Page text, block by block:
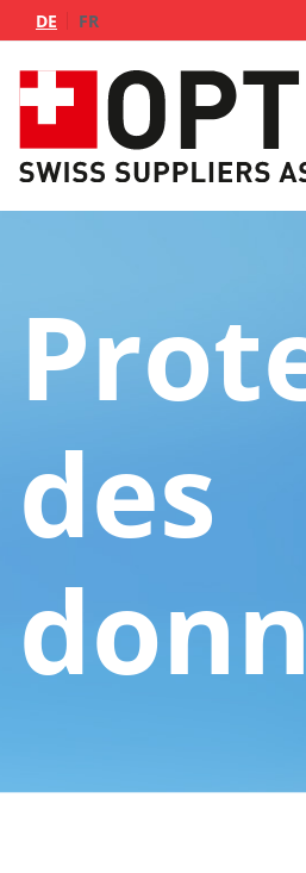
DE FR
Service de livraison
FAQs
Devenez membre
des